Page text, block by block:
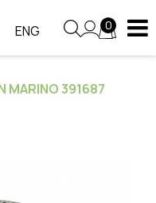
ENG 0
MARINO 391687